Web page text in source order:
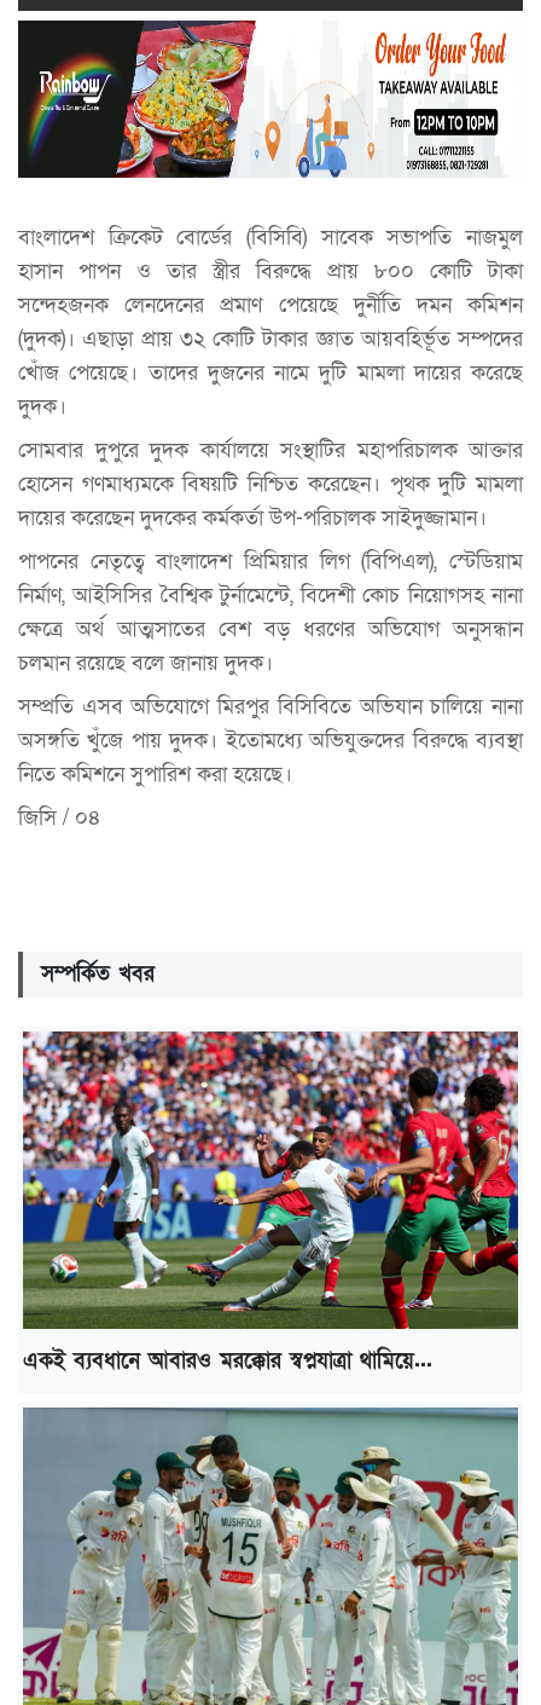
বাংলাদেশ ক্রিকেট বোর্ডের (বিসিবি) সাবেক সভাপতি নাজমুল
হাসান পাপন ও তার স্ত্রীর বিরুদ্ধে প্রায় ৮০০ কোটি টাকা
সন্দেহজনক লেনদেনের প্রমাণ পেয়েছে দুর্নীতি দমন কমিশন
(দুদক)। এছাড়া প্রায় ৩২ কোটি টাকার জ্ঞাত আয়বহির্ভূত সম্পদের
খোঁজ পেয়েছে। তাদের দুজনের নামে দুটি মামলা দায়ের করেছে
দুদক।
সোমবার দুপুরে দুদক কার্যালয়ে সংস্থাটির মহাপরিচালক আক্তার
হোসেন গণমাধ্যমকে বিষয়টি নিশ্চিত করেছেন। পৃথক দুটি মামলা
দায়ের করেছেন দুদকের কর্মকর্তা উপ-পরিচালক সাইদুজ্জামান।
পাপনের নেতৃত্বে বাংলাদেশ প্রিমিয়ার লিগ (বিপিএল), স্টেডিয়াম
নির্মাণ, আইসিসির বৈশ্বিক টুর্নামেন্টে, বিদেশী কোচ নিয়োগসহ নানা
ক্ষেত্রে অর্থ আত্মসাতের বেশ বড় ধরণের অভিযোগ অনুসন্ধান
চলমান রয়েছে বলে জানায় দুদক।
সম্প্রতি এসব অভিযোগে মিরপুর বিসিবিতে অভিযান চালিয়ে নানা
অসঙ্গতি খুঁজে পায় দুদক। ইতোমধ্যে অভিযুক্তদের বিরুদ্ধে ব্যবস্থা
নিতে কমিশনে সুপারিশ করা হয়েছে।
জিসি / ০৪
সম্পর্কিত খবর
একই ব্যবধানে আবারও মরক্কোর স্বপ্নযাত্রা থামিয়ে...